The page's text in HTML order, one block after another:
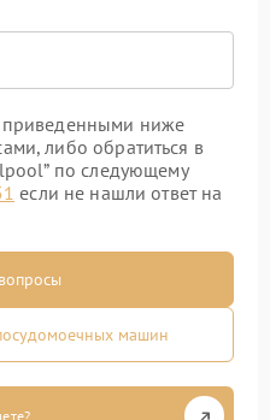
приведенными ниже
либо обратиться в
по следующему
если не нашли ответ на
машин